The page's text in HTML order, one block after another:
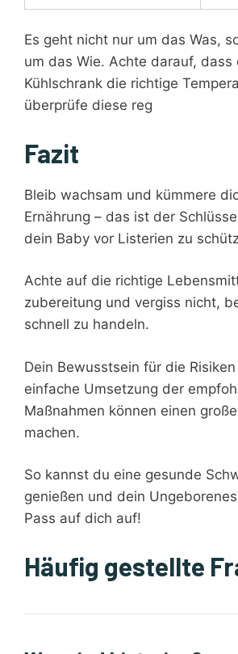
Es geht nicht nur um das Was,
um das Wie. Achte darauf, dass
Kühlschrank die richtige
überprüfe diese reg
Fazit
Bleib wachsam und kümmere
Ernährung – das ist der
dein Baby vor Listerien zu
Achte auf die richtige
zubereitung und vergiss nicht,
schnell zu handeln.
Dein Bewusstsein für die
einfache Umsetzung der
Maßnahmen können einen
machen.
So kannst du eine gesunde
genießen und dein
Pass auf dich auf!
Häufig gestellte